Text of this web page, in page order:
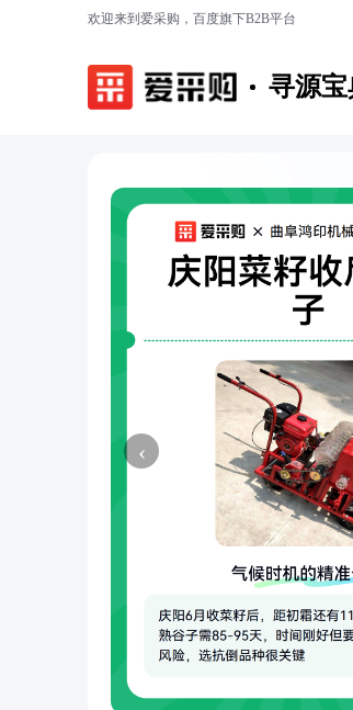
欢迎来到爱采购，百度旗下B2B平台
寻源宝
‹